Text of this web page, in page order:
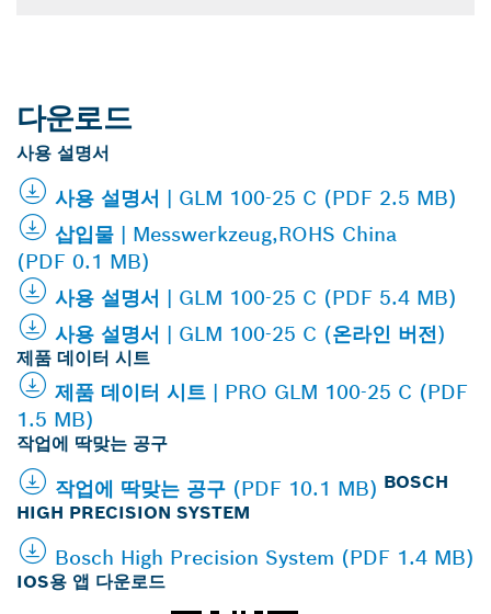
다운로드
사용 설명서
사용 설명서 | GLM 100-25 C (PDF 2.5 MB)
삽입물 | Messwerkzeug,ROHS China
(PDF 0.1 MB)
사용 설명서 | GLM 100-25 C (PDF 5.4 MB)
사용 설명서 | GLM 100-25 C (온라인 버전)
제품 데이터 시트
제품 데이터 시트 | PRO GLM 100-25 C (PDF
1.5 MB)
작업에 딱맞는 공구
작업에 딱맞는 공구 (PDF 10.1 MB) BOSCH
HIGH PRECISION SYSTEM
Bosch High Precision System (PDF 1.4 MB)
IOS용 앱 다운로드